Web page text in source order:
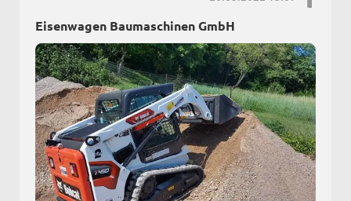
Eisenwagen Baumaschinen GmbH